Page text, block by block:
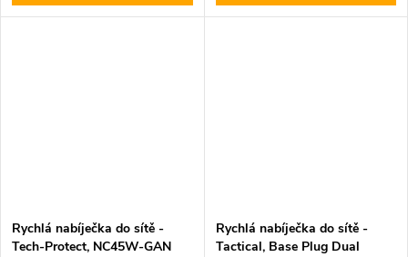
Rychlá nabíječka do sítě -
Tech-Protect, NC45W-GAN
Rychlá nabíječka do sítě -
Tactical, Base Plug Dual